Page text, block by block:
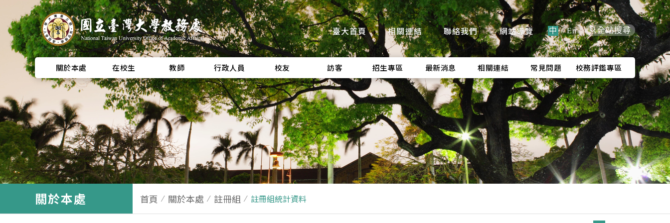
臺大首頁 相關連結 聯絡我們 網站導覽 中 / En 全站搜尋
關於本處 在校生 教師 行政人員 校友 訪客 招生專區 最新消息 相關連結 常見問題 校務評鑑專區
關於本處 首頁 關於本處 註冊組 註冊組統計資料